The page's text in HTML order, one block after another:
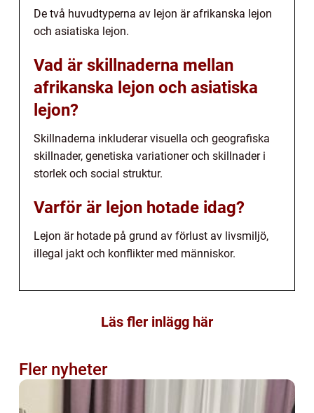
De två huvudtyperna av lejon är afrikanska lejon
och asiatiska lejon.
Vad är skillnaderna mellan
afrikanska lejon och asiatiska
lejon?
Skillnaderna inkluderar visuella och geografiska
skillnader, genetiska variationer och skillnader i
storlek och social struktur.
Varför är lejon hotade idag?
Lejon är hotade på grund av förlust av livsmiljö,
illegal jakt och konflikter med människor.
Läs fler inlägg här
Fler nyheter